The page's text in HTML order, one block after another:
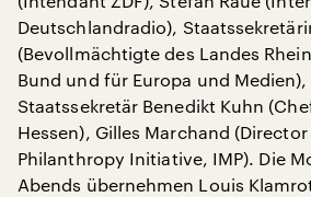
Deutschlandradio),
(Bevollmächtigte des Landes
Bund und für Europa und
Staatssekretär Benedikt Kuhn
Hessen), Gilles Marchand
Philanthropy Initiative, IMP). Die
Abends übernehmen Louis